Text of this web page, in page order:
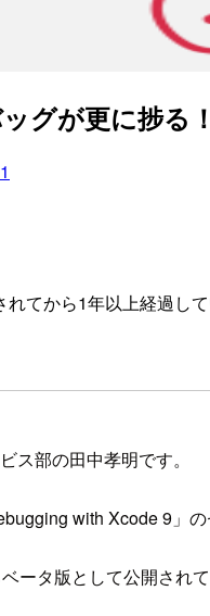
グが更に捗る
れてから1年以上経過し
ス部の田中孝明です。
with Xcode 9」の
ータ版として公開され